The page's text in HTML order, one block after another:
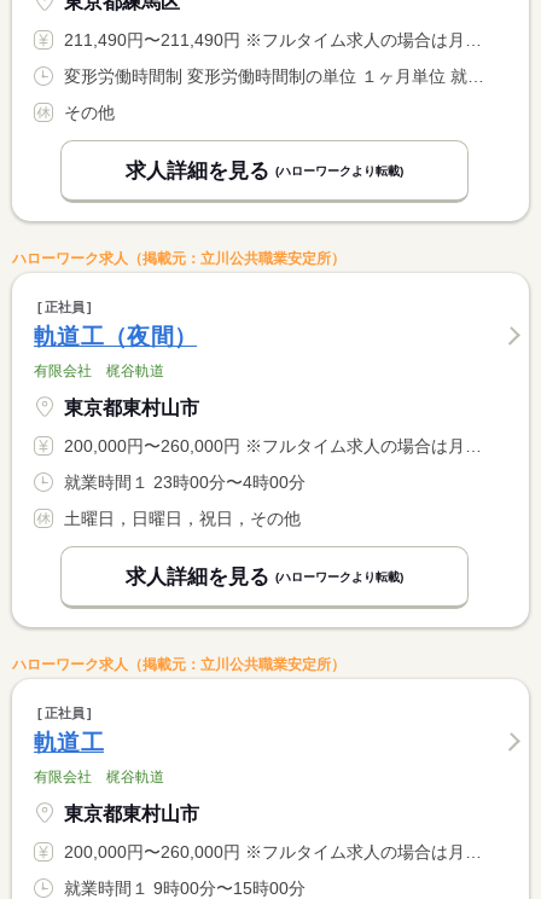
211,490円〜211,490円 ※フルタイム求人の場合は月額（換算額）、パート求人の場合は時間額を表示しています。
その他
求人詳細を見る (ハローワークより転載)
ハローワーク求人（掲載元：立川公共職業安定所）
正社員
軌道工（夜間）
有限会社 梶谷軌道
東京都東村山市
200,000円〜260,000円 ※フルタイム求人の場合は月額（換算額）、パート求人の場合は時間額を表示しています。
就業時間１ 23時00分〜4時00分
土曜日，日曜日，祝日，その他
求人詳細を見る (ハローワークより転載)
ハローワーク求人（掲載元：立川公共職業安定所）
正社員
軌道工
有限会社 梶谷軌道
東京都東村山市
200,000円〜260,000円 ※フルタイム求人の場合は月額（換算額）、パート求人の場合は時間額を表示しています。
就業時間１ 9時00分〜15時00分